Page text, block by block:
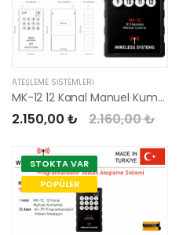
ATEŞLEME SISTEMLERI
MK-12 12 Kanal Manuel Kumanda
2.150,00 ₺ 2.160,00 ₺
STOKTA VAR
POPÜLER